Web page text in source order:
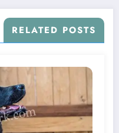
RELATED POSTS